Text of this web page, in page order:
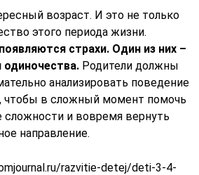
возраст. И это не только
этого периода жизни.
страхи. Один из них –
Родители должны
анализировать поведение
чтобы в сложный момент помочь
сложности и вовремя вернуть
направление.
razvitie-detej/deti-3-4-